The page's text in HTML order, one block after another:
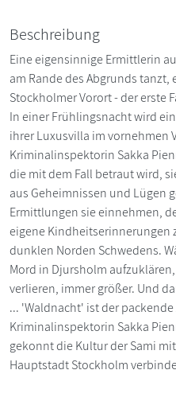
Beschreibung
Eine eigensinnige Ermittlerin
am Rande des Abgrunds
Stockholmer Vorort - der erste
In einer Frühlingsnacht wird
ihrer Luxusvilla im vornehmen
Kriminalinspektorin Sakka
die mit dem Fall betraut wird,
aus Geheimnissen und Lügen
Ermittlungen sie einnehmen,
eigene Kindheitserinnerungen
dunklen Norden Schwedens.
Mord in Djursholm
verlieren, immer größer. Und
... 'Waldnacht' ist der
Kriminalinspektorin Sakka
gekonnt die Kultur der Sami
Hauptstadt Stockholm